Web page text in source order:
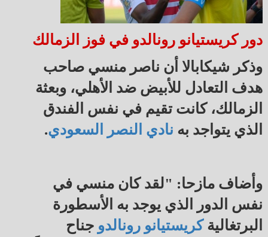
دور كريستيانو رونالدو في فوز الزمالك
وذكر شيكابالا أن ناصر منسي صاحب
هدف التعادل للأبيض ضد الأهلي، وبعثة
الزمالك، كانت تقيم في نفس الفندق
الذي يتواجد به نادي النصر السعودي.
وأضاف مازحا: "لقد كان منسي في
نفس الدور الذي يوجد به الأسطورة
البرتغاليةكريستيانو رونالدو جناح